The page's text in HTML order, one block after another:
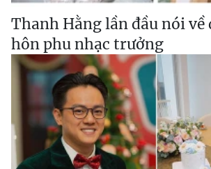
Thanh Hằng lần đầu nói về
hôn phu nhạc trưởng